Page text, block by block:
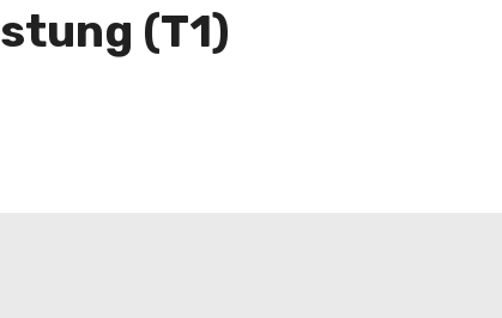
(T1)